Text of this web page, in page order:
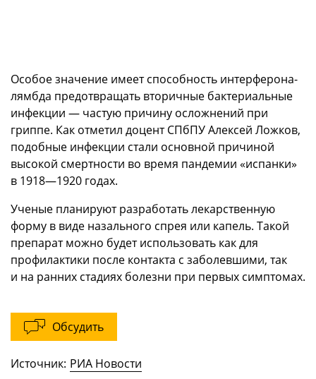
Особое значение имеет способность интерферона-
лямбда предотвращать вторичные бактериальные
инфекции — частую причину осложнений при
гриппе. Как отметил доцент СПбПУ Алексей Ложков,
подобные инфекции стали основной причиной
высокой смертности во время пандемии «испанки»
в 1918—1920 годах.
Ученые планируют разработать лекарственную
форму в виде назального спрея или капель. Такой
препарат можно будет использовать как для
профилактики после контакта с заболевшими, так
и на ранних стадиях болезни при первых симптомах.
Обсудить
Источник: РИА Новости